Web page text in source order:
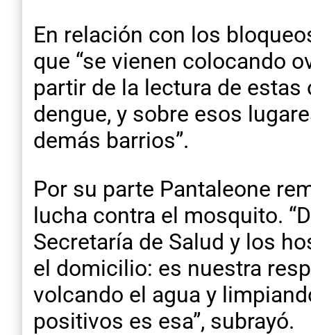
En relación con los
que “se vienen colocando
partir de la lectura de
dengue, y sobre esos
demás barrios”.
Por su parte Pantaleone
lucha contra el mosquito.
Secretaría de Salud y los
el domicilio: es nuestra
volcando el agua y
positivos es esa”, subrayó.